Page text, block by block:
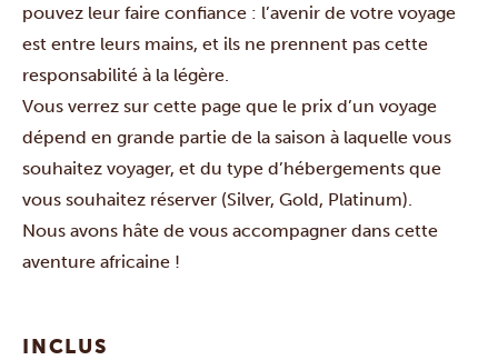
pouvez leur faire confiance : l’avenir de votre voyage
est entre leurs mains, et ils ne prennent pas cette
responsabilité à la légère.
Vous verrez sur cette page que le prix d’un voyage
dépend en grande partie de la saison à laquelle vous
souhaitez voyager, et du type d’hébergements que
vous souhaitez réserver (Silver, Gold, Platinum).
Nous avons hâte de vous accompagner dans cette
aventure africaine !
INCLUS